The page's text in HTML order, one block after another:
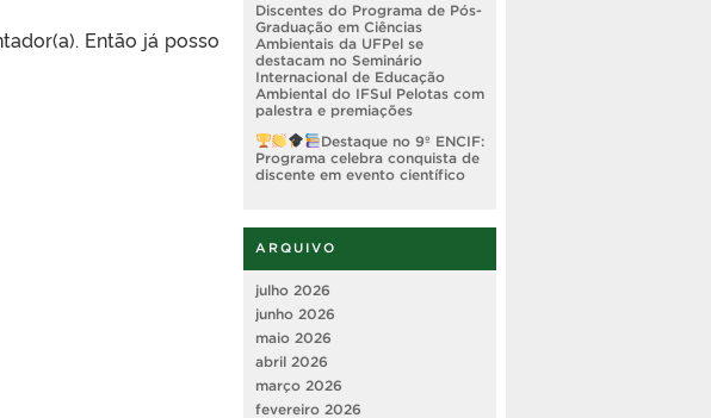
Então já posso
Discentes do Programa de Pós-
Graduação em Ciências
Ambientais da UFPel se
destacam no Seminário
Internacional de Educação
Ambiental do IFSul Pelotas com
palestra e premiações
Destaque no 9º ENCIF:
Programa celebra conquista de
discente em evento científico
ARQUIVO
julho 2026
junho 2026
maio 2026
abril 2026
março 2026
fevereiro 2026